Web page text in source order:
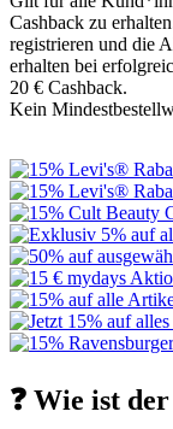
Cashback zu
registrieren und die
erhalten bei
20 € Cashback.
Kein
❓ Wie ist